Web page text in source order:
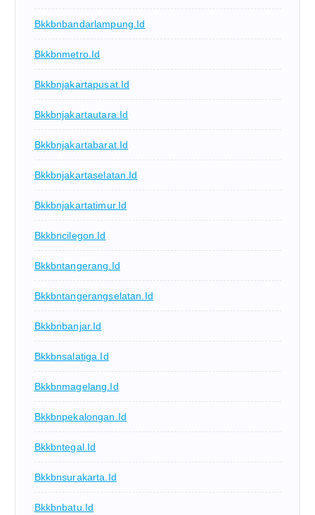
Bkkbnbandarlampung.id
Bkkbnmetro.id
Bkkbnjakartapusat.id
Bkkbnjakartautara.id
Bkkbnjakartabarat.id
Bkkbnjakartaselatan.id
Bkkbnjakartatimur.id
Bkkbncilegon.id
Bkkbntangerang.id
Bkkbntangerangselatan.id
Bkkbnbanjar.id
Bkkbnsalatiga.id
Bkkbnmagelang.id
Bkkbnpekalongan.id
Bkkbntegal.id
Bkkbnsurakarta.id
Bkkbnbatu.id